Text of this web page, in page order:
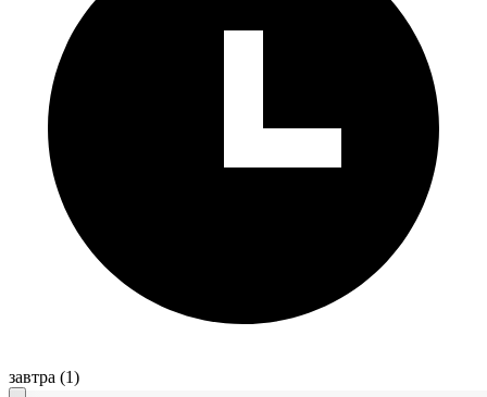
завтра (1)